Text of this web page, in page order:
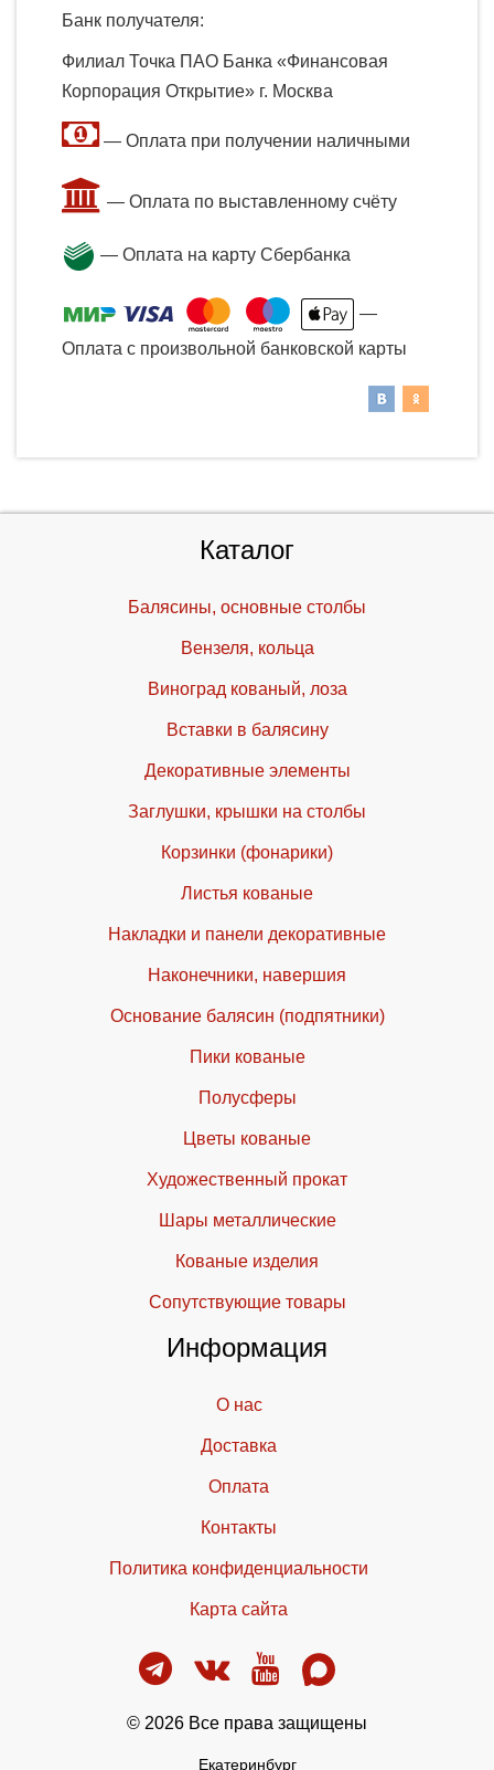
Банк получателя:
Филиал Точка ПАО Банка «Финансовая
Корпорация Открытие» г. Москва
— Оплата при получении наличными
— Оплата по выставленному счёту
— Оплата на карту Сбербанка
—
Оплата с произвольной банковской карты
Каталог
Балясины, основные столбы
Вензеля, кольца
Виноград кованый, лоза
Вставки в балясину
Декоративные элементы
Заглушки, крышки на столбы
Корзинки (фонарики)
Листья кованые
Накладки и панели декоративные
Наконечники, навершия
Основание балясин (подпятники)
Пики кованые
Полусферы
Цветы кованые
Художественный прокат
Шары металлические
Кованые изделия
Cопутствующие товары
Информация
О нас
Доставка
Оплата
Контакты
Политика конфиденциальности
Карта сайта
© 2026 Все права защищены
Екатеринбург